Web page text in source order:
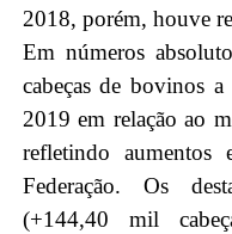
2018, porém, houve
Em números
cabeças de bovinos
2019 em relação ao
refletindo
Federação. Os
(+144,40 mil